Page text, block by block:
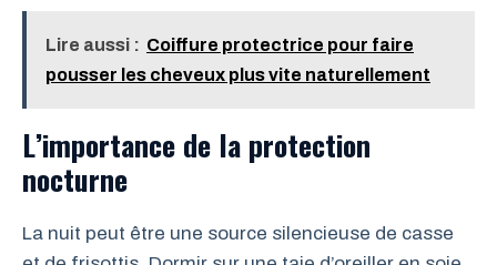
Lire aussi : Coiffure protectrice pour faire
pousser les cheveux plus vite naturellement
L’importance de la protection
nocturne
La nuit peut être une source silencieuse de casse